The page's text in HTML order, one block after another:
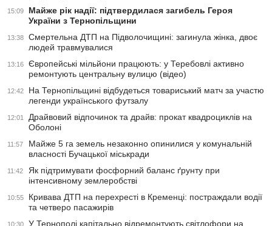
15:09
Майже рік надії: підтвердилася загибель Героя
України з Тернопільщини
13:38
Смертельна ДТП на Підволочищині: загинула жінка, двоє
людей травмувалися
13:16
Європейські мільйони працюють: у Теребовлі активно
ремонтують центральну вулицю (відео)
12:42
На Тернопільщині відбудеться товариський матч за участю
легенди українського футзалу
12:01
Драйвовий відпочинок та драйв: прокат квадроциклів на
Оболоні
11:57
Майже 5 га земель незаконно опинилися у комунальній
власності Бучацької міськради
11:42
Як підтримувати фосфорний баланс ґрунту при
інтенсивному землеробстві
10:55
Кривава ДТП на перехресті в Кременці: постраждали водії
та четверо пасажирів
10:30 У Тернополі капітально відремонтують світлофори на